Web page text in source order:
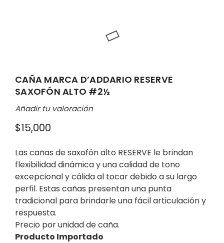
CAÑA MARCA D’ADDARIO RESERVE
SAXOFÓN ALTO #2½
Añadir tu valoración
$15,000
Las cañas de saxofón alto RESERVE le brindan
flexibilidad dinámica y una calidad de tono
excepcional y cálida al tocar debido a su largo
perfil. Estas cañas presentan una punta
tradicional para brindarle una fácil articulación y
respuesta.
Precio por unidad de caña.
Producto Importado